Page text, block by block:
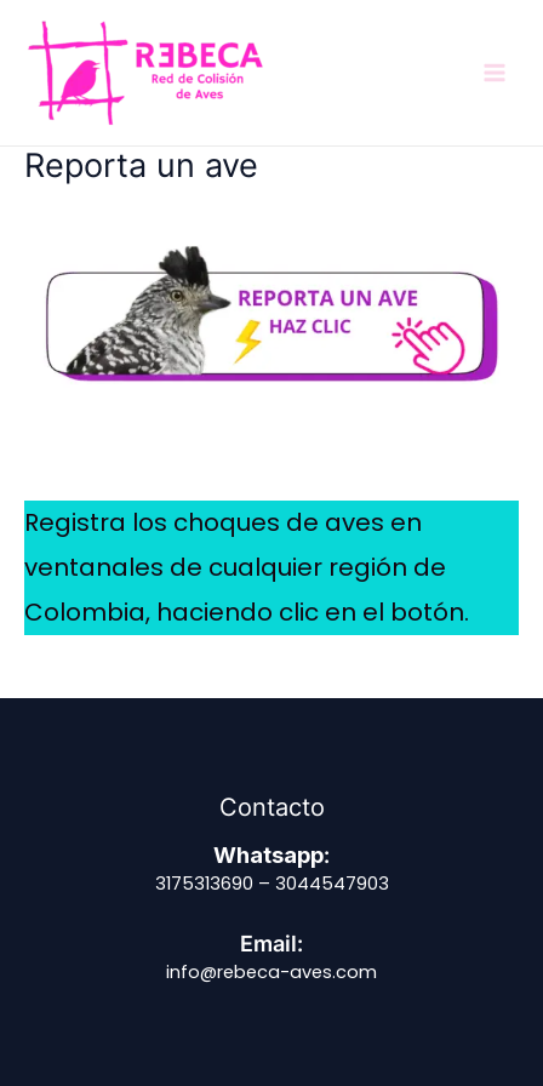
contenido
Reporta un ave
Registra los choques de aves en
ventanales de cualquier región de
Colombia, haciendo clic en el botón.
Contacto
Whatsapp:
3175313690 – 3044547903
Email:
info@rebeca-aves.com